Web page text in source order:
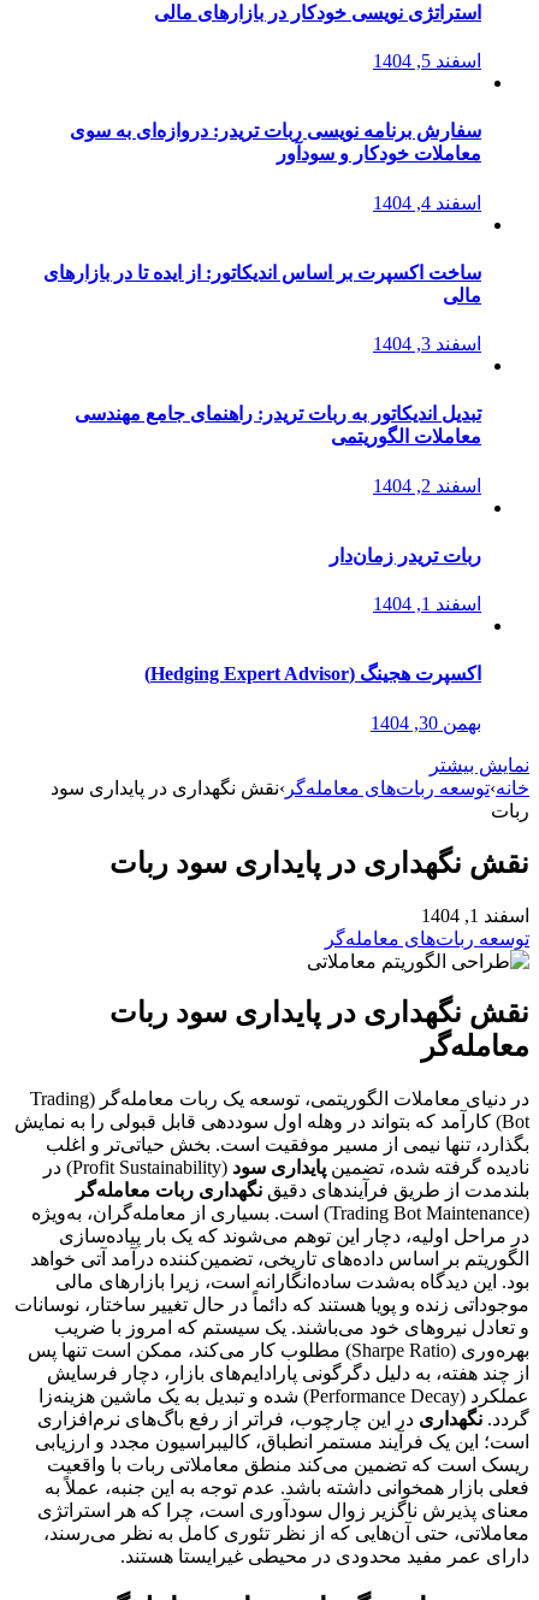
استراتژی‌ نویسی خودکار در بازارهای مالی
اسفند 5, 1404
سفارش برنامه نویسی ربات تریدر: دروازه‌ای به سوی
معاملات خودکار و سودآور
اسفند 4, 1404
ساخت اکسپرت بر اساس اندیکاتور: از ایده تا در بازارهای
مالی
اسفند 3, 1404
تبدیل اندیکاتور به ربات تریدر: راهنمای جامع مهندسی
معاملات الگوریتمی
اسفند 2, 1404
ربات تریدر زمان‌دار
اسفند 1, 1404
اکسپرت هجینگ (Hedging Expert Advisor)
بهمن 30, 1404
نمایش بیشتر
خانه›توسعه ربات‌های معامله‌گر ›نقش نگهداری در پایداری سود
ربات
نقش نگهداری در پایداری سود ربات
اسفند 1, 1404
توسعه ربات‌های معامله‌گر
نقش نگهداری در پایداری سود ربات
معامله‌گر
در دنیای معاملات الگوریتمی، توسعه یک ربات معامله‌گر (Trading
Bot) کارآمد که بتواند در وهله اول سوددهی قابل قبولی را به نمایش
بگذارد، تنها نیمی از مسیر موفقیت است. بخش حیاتی‌تر و اغلب
نادیده گرفته شده، تضمین پایداری سود
(Profit Sustainability) در
بلندمدت از طریق فرآیندهای دقیق نگهداری ربات معامله‌گر
(Trading Bot Maintenance) است. بسیاری از معامله‌گران، به‌ویژه
در مراحل اولیه، دچار این توهم می‌شوند که یک بار پیاده‌سازی
الگوریتم بر اساس داده‌های تاریخی، تضمین‌کننده درآمد آتی خواهد
بود. این دیدگاه به‌شدت ساده‌انگارانه است، زیرا بازارهای مالی
موجوداتی زنده و پویا هستند که دائماً در حال تغییر ساختار، نوسانات
و تعادل نیروهای خود می‌باشند. یک سیستم که امروز با ضریب
بهره‌وری (Sharpe Ratio) مطلوب کار می‌کند، ممکن است تنها پس
از چند هفته، به دلیل دگرگونی پارادایم‌های بازار، دچار فرسایش
عملکرد (Performance Decay) شده و تبدیل به یک ماشین هزینه‌زا
گردد. نگهداری در این چارچوب، فراتر از رفع باگ‌های نرم‌افزاری
است؛ این یک فرآیند مستمر انطباق، کالیبراسیون مجدد و ارزیابی
ریسک است که تضمین می‌کند منطق معاملاتی ربات با واقعیت
فعلی بازار همخوانی داشته باشد. عدم توجه به این جنبه، عملاً به
معنای پذیرش ناگزیر زوال سودآوری است، چرا که هر استراتژی
معاملاتی، حتی آن‌هایی که از نظر تئوری کامل به نظر می‌رسند،
دارای عمر مفید محدودی در محیطی غیرایستا هستند.